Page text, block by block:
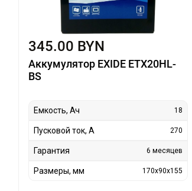
345.00 BYN
Аккумулятор EXIDE ETX20HL-
BS
Емкость, Ач 18
Пусковой ток, А 270
Гарантия 6 месяцев
Размеры, мм 170x90x155